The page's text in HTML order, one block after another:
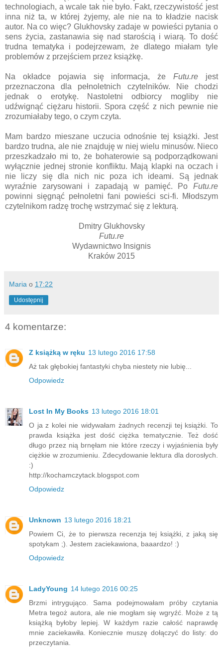
technologiach, a wcale tak nie było. Fakt, rzeczywistość jest
inna niż ta, w której żyjemy, ale nie na to kładzie nacisk
autor. Na co więc? Glukhovsky zadaje w powieści pytania o
sens życia, zastanawia się nad starością i wiarą. To dość
trudna tematyka i podejrzewam, że dlatego miałam tyle
problemów z przejściem przez książkę.
Na okładce pojawia się informacja, żeFutu.re jest
przeznaczona dla pełnoletnich czytelników. Nie chodzi
jednak o erotykę. Nastoletni odbiorcy mogliby nie
udźwignąć ciężaru historii. Spora część z nich pewnie nie
zrozumiałaby tego, o czym czyta.
Mam bardzo mieszane uczucia odnośnie tej książki. Jest
bardzo trudna, ale nie znajduję w niej wielu minusów. Nieco
przeszkadzało mi to, że bohaterowie są podporządkowani
wyłącznie jednej stronie konfliktu. Mają klapki na oczach i
nie liczy się dla nich nic poza ich ideami. Są jednak
wyraźnie zarysowani i zapadają w pamięć. Po Futu.re
powinni sięgnąć pełnoletni fani powieści sci-fi. Młodszym
czytelnikom radzę trochę wstrzymać się z lekturą.
Dmitry Glukhovsky
Futu.re
Wydawnictwo Insignis
Kraków 2015
Maria o 17:22
Udostępnij
4 komentarze:
Z książką w ręku 13 lutego 2016 17:58
Aż tak głębokiej fantastyki chyba niestety nie lubię...
Odpowiedz
Lost In My Books 13 lutego 2016 18:01
O ja z kolei nie widywałam żadnych recenzji tej książki. To
prawda książka jest dość ciężka tematycznie. Też dość
długo przez nią brnęłam nie które rzeczy i wyjaśnienia były
ciężkie w zrozumieniu. Zdecydowanie lektura dla dorosłych.
:)
http://kochamczytack.blogspot.com
Odpowiedz
Unknown 13 lutego 2016 18:21
Powiem Ci, że to pierwsza recenzja tej książki, z jaką się
spotykam ;). Jestem zaciekawiona, baaardzo! :)
Odpowiedz
LadyYoung 14 lutego 2016 00:25
Brzmi intrygująco. Sama podejmowałam próby czytania
Metra tegoż autora, ale nie mogłam się wgryźć. Może z tą
książką byłoby lepiej. W każdym razie całość naprawdę
mnie zaciekawiła. Koniecznie muszę dołączyć do listy: do
przeczytania.